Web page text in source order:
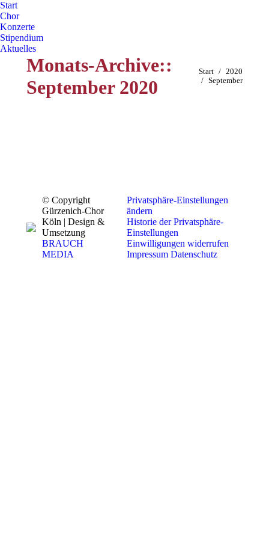
Start
Chor
Konzerte
Stipendium
Aktuelles
Monats-Archive::
September 2020
Sie befinden sich
hier:
Start
2020
September
© Copyright
Gürzenich-Chor
Köln | Design &
Umsetzung
BRAUCH
MEDIA
Privatsphäre-Einstellungen
ändern
Historie der Privatsphäre-
Einstellungen
Einwilligungen widerrufen
Impressum Datenschutz